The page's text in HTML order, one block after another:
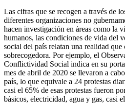
Las cifras que se recogen a través de
diferentes organizaciones no
hacen investigación en áreas como la
humanos, las condiciones de vida del
social del país relatan una realidad que
sobrecogedora. Por ejemplo, el
Conflictividad Social indica en su
mes de abril de 2020 se llevaron a
país, lo que equivale a 24 protestas
casi el 65% de esas protestas fueron
básicos, electricidad, agua y gas, casi